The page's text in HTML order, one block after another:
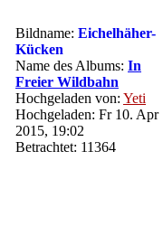
Bildname: Eichelhäher-
Kücken
Name des Albums: In
Freier Wildbahn
Hochgeladen von: Yeti
Hochgeladen: Fr 10. Apr
2015, 19:02
Betrachtet: 11364